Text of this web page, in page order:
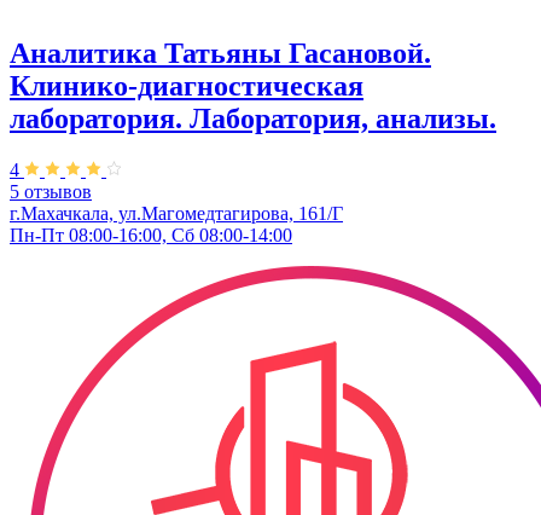
Аналитика Татьяны Гасановой.
Клинико-диагностическая
лаборатория. Лаборатория, анализы.
4
5 отзывов
г.Махачкала, ул.Магомедтагирова, 161/Г
Пн-Пт 08:00-16:00, Сб 08:00-14:00